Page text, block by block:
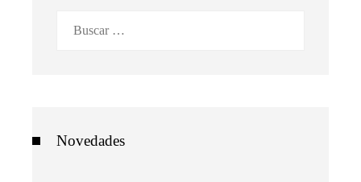
Novedades